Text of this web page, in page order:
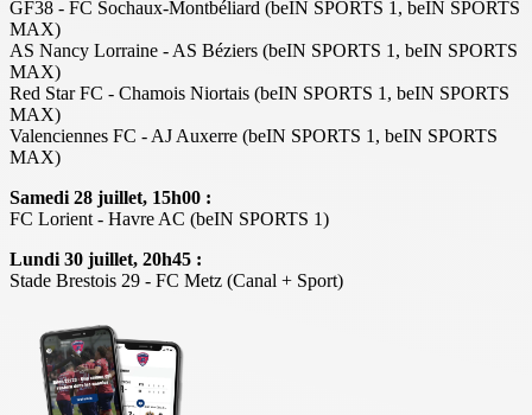
GF38 - FC Sochaux-Montbéliard (beIN SPORTS 1, beIN SPORTS
MAX)
AS Nancy Lorraine - AS Béziers (beIN SPORTS 1, beIN SPORTS
MAX)
Red Star FC - Chamois Niortais (beIN SPORTS 1, beIN SPORTS
MAX)
Valenciennes FC - AJ Auxerre (beIN SPORTS 1, beIN SPORTS
MAX)
Samedi 28 juillet, 15h00 :
FC Lorient - Havre AC (beIN SPORTS 1)
Lundi 30 juillet, 20h45 :
Stade Brestois 29 - FC Metz (Canal + Sport)